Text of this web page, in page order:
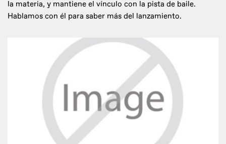
la materia, y mantiene el vínculo con la pista de baile.
Hablamos con él para saber más del lanzamiento.